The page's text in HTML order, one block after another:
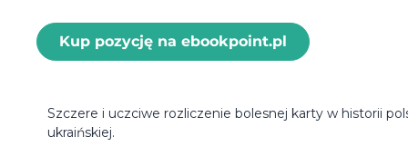
Kup pozycję na ebookpoint.pl
Szczere i uczciwe rozliczenie bolesnej karty w historii
ukraińskiej.